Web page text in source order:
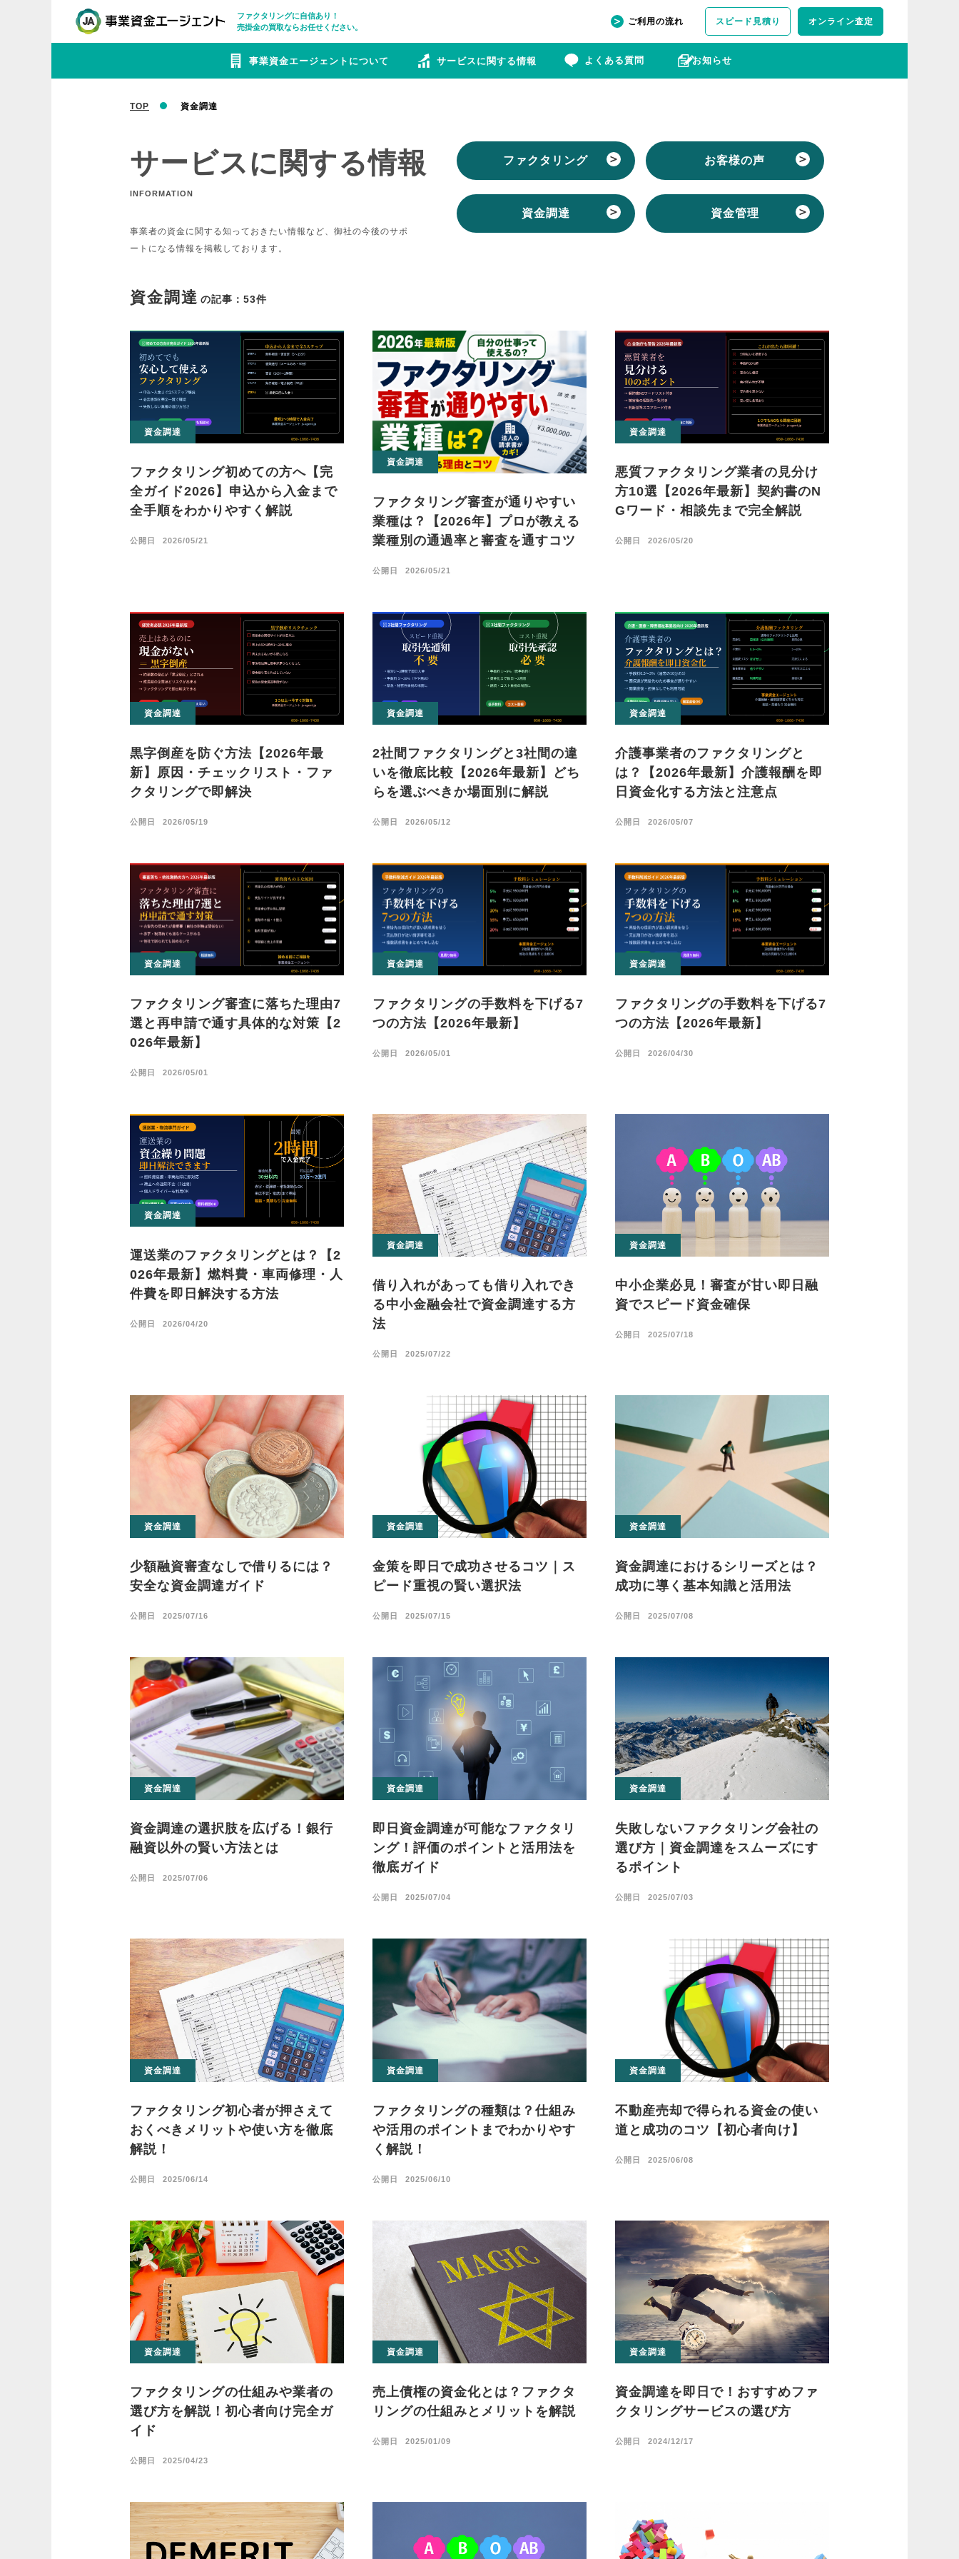
ファクタリングに自信あり！
売掛金の買取ならお任せください。
ご利用の流れ スピード見積り オンライン査定
事業資金エージェントについて サービスに関する情報 よくある質問 お知らせ
TOP 資金調達
サービスに関する情報
INFORMATION
事業者の資金に関する知っておきたい情報など、御社の今後のサポ
ートになる情報を掲載しております。
ファクタリング お客様の声
資金調達 資金管理
資金調達 の記事：53件
資金調達
ファクタリング初めての方へ【完
全ガイド2026】申込から入金まで
全手順をわかりやすく解説
公開日 2026/05/21
資金調達
ファクタリング審査が通りやすい
業種は？【2026年】プロが教える
業種別の通過率と審査を通すコツ
公開日 2026/05/21
資金調達
悪質ファクタリング業者の見分け
方10選【2026年最新】契約書のN
Gワード・相談先まで完全解説
公開日 2026/05/20
資金調達
黒字倒産を防ぐ方法【2026年最
新】原因・チェックリスト・ファ
クタリングで即解決
公開日 2026/05/19
資金調達
2社間ファクタリングと3社間の違
いを徹底比較【2026年最新】どち
らを選ぶべきか場面別に解説
公開日 2026/05/12
資金調達
介護事業者のファクタリングと
は？【2026年最新】介護報酬を即
日資金化する方法と注意点
公開日 2026/05/07
資金調達
ファクタリング審査に落ちた理由7
選と再申請で通す具体的な対策【2
026年最新】
公開日 2026/05/01
資金調達
ファクタリングの手数料を下げる7
つの方法【2026年最新】
公開日 2026/05/01
資金調達
ファクタリングの手数料を下げる7
つの方法【2026年最新】
公開日 2026/04/30
資金調達
運送業のファクタリングとは？【2
026年最新】燃料費・車両修理・人
件費を即日解決する方法
公開日 2026/04/20
資金調達
借り入れがあっても借り入れでき
る中小金融会社で資金調達する方
法
公開日 2025/07/22
資金調達
中小企業必見！審査が甘い即日融
資でスピード資金確保
公開日 2025/07/18
資金調達
少額融資審査なしで借りるには？
安全な資金調達ガイド
公開日 2025/07/16
資金調達
金策を即日で成功させるコツ｜ス
ピード重視の賢い選択法
公開日 2025/07/15
資金調達
資金調達におけるシリーズとは？
成功に導く基本知識と活用法
公開日 2025/07/08
資金調達
資金調達の選択肢を広げる！銀行
融資以外の賢い方法とは
公開日 2025/07/06
資金調達
即日資金調達が可能なファクタリ
ング！評価のポイントと活用法を
徹底ガイド
公開日 2025/07/04
資金調達
失敗しないファクタリング会社の
選び方｜資金調達をスムーズにす
るポイント
公開日 2025/07/03
資金調達
ファクタリング初心者が押さえて
おくべきメリットや使い方を徹底
解説！
公開日 2025/06/14
資金調達
ファクタリングの種類は？仕組み
や活用のポイントまでわかりやす
く解説！
公開日 2025/06/10
資金調達
不動産売却で得られる資金の使い
道と成功のコツ【初心者向け】
公開日 2025/06/08
資金調達
ファクタリングの仕組みや業者の
選び方を解説！初心者向け完全ガ
イド
公開日 2025/04/23
資金調達
売上債権の資金化とは？ファクタ
リングの仕組みとメリットを解説
公開日 2025/01/09
資金調達
資金調達を即日で！おすすめファ
クタリングサービスの選び方
公開日 2024/12/17